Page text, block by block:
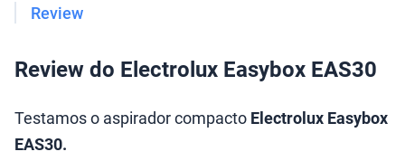
Review
Review do Electrolux Easybox EAS30
Testamos o aspirador compacto Electrolux Easybox
EAS30.